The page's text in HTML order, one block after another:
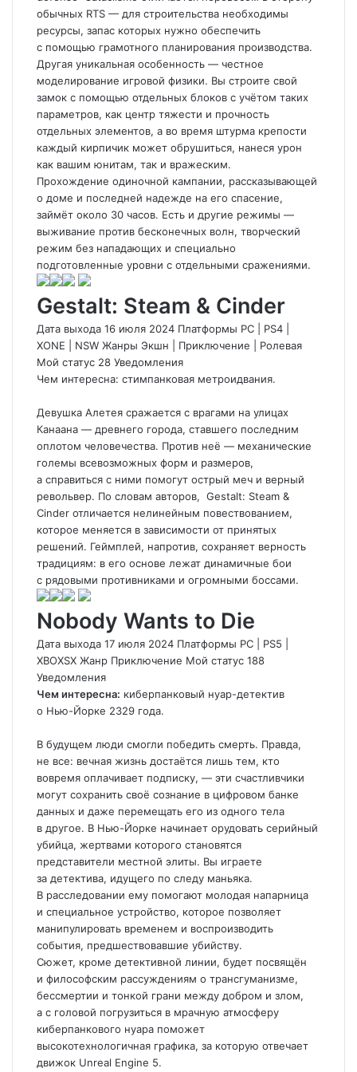
обычных RTS — для строительства необходимы
ресурсы, запас которых нужно обеспечить
с помощью грамотного планирования производства.
Другая уникальная особенность — честное
моделирование игровой физики. Вы строите свой
замок с помощью отдельных блоков с учётом таких
параметров, как центр тяжести и прочность
отдельных элементов, а во время штурма крепости
каждый кирпичик может обрушиться, нанеся урон
как вашим юнитам, так и вражеским.
Прохождение одиночной кампании, рассказывающей
о доме и последней надежде на его спасение,
займёт около 30 часов. Есть и другие режимы —
выживание против бесконечных волн, творческий
режим без нападающих и специально
подготовленные уровни с отдельными сражениями.
Gestalt: Steam & Cinder
Дата выхода 16 июля 2024 Платформы PC PS4
XONE
NSW Жанры Экшн Приключение
Ролевая
Мой статус 28 Уведомления
Чем интересна: стимпанковая метроидвания.
Девушка Алетея сражается с врагами на улицах
Канаана — древнего города, ставшего последним
оплотом человечества. Против неё — механические
големы всевозможных форм и размеров,
а справиться с ними помогут острый меч и верный
револьвер. По словам авторов, Gestalt: Steam &
Cinder отличается нелинейным повествованием,
которое меняется в зависимости от принятых
решений. Геймплей, напротив, сохраняет верность
традициям: в его основе лежат динамичные бои
с рядовыми противниками и огромными боссами.
Nobody Wants to Die
Дата выхода 17 июля 2024 Платформы PC PS5
XBOXSX Жанр Приключение Мой статус 188
Уведомления
Чем интересна: киберпанковый нуар-детектив
о Нью-Йорке 2329 года.
В будущем люди смогли победить смерть. Правда,
не все: вечная жизнь достаётся лишь тем, кто
вовремя оплачивает подписку, — эти счастливчики
могут сохранить своё сознание в цифровом банке
данных и даже перемещать его из одного тела
в другое. В Нью-Йорке начинает орудовать серийный
убийца, жертвами которого становятся
представители местной элиты. Вы играете
за детектива, идущего по следу маньяка.
В расследовании ему помогают молодая напарница
и специальное устройство, которое позволяет
манипулировать временем и воспроизводить
события, предшествовавшие убийству.
Сюжет, кроме детективной линии, будет посвящён
и философским рассуждениям о трансгуманизме,
бессмертии и тонкой грани между добром и злом,
а с головой погрузиться в мрачную атмосферу
киберпанкового нуара поможет
высокотехнологичная графика, за которую отвечает
движок Unreal Engine 5.